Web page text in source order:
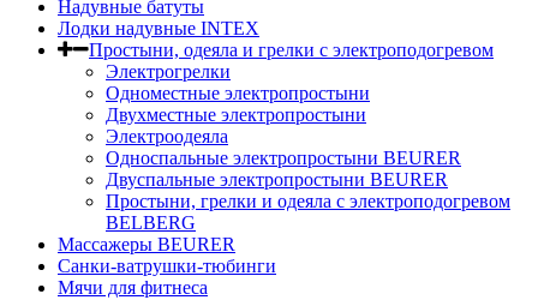
Надувные батуты
Лодки надувные INTEX
Простыни, одеяла и грелки с электроподогревом
Электрогрелки
Одноместные электропростыни
Двухместные электропростыни
Электроодеяла
Односпальные электропростыни BEURER
Двуспальные электропростыни BEURER
Простыни, грелки и одеяла с электроподогревом
BELBERG
Массажеры BEURER
Санки-ватрушки-тюбинги
Мячи для фитнеса